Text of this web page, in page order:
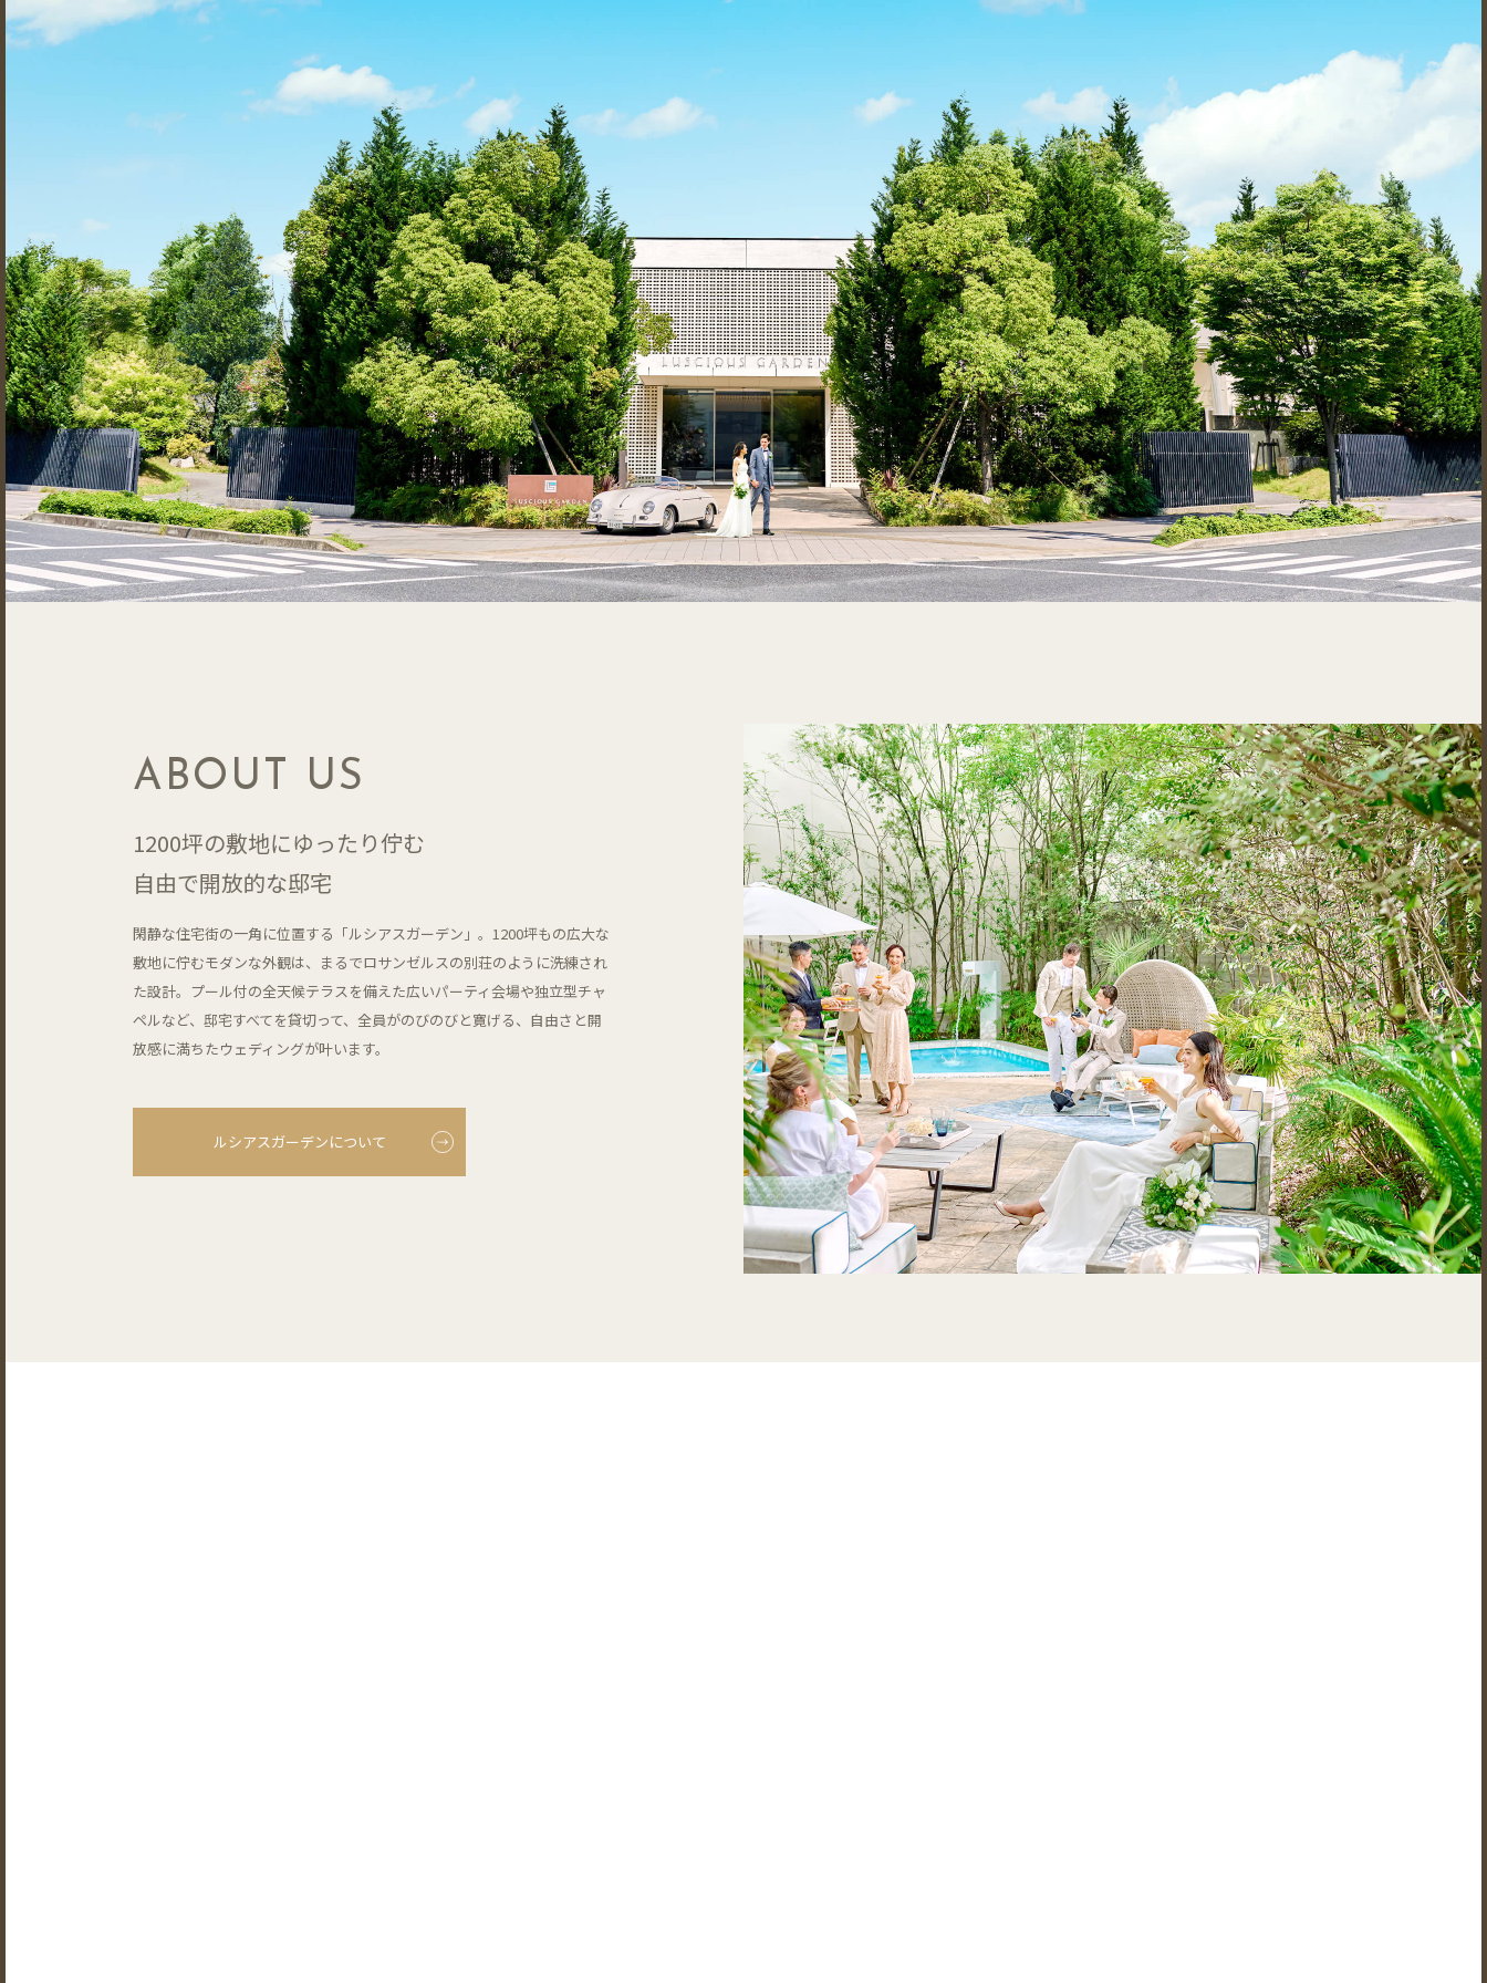
ABOUT US
1200坪の敷地にゆったり佇む
自由で開放的な邸宅
閑静な住宅街の一角に位置する「ルシアスガーデン」。1200坪もの広大な
敷地に佇むモダンな外観は、まるでロサンゼルスの別荘のように洗練され
た設計。プール付の全天候テラスを備えた広いパーティ会場や独立型チャ
ペルなど、邸宅すべてを貸切って、全員がのびのびと寛げる、自由さと開
放感に満ちたウェディングが叶います。
ルシアスガーデンについて